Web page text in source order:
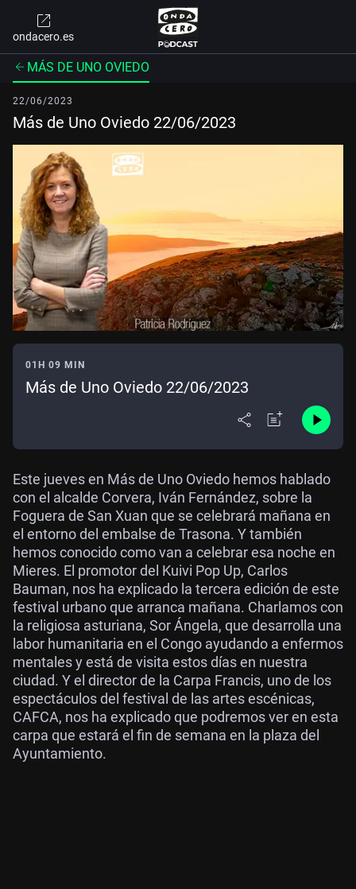
ondacero.es
MÁS DE UNO OVIEDO
22/06/2023
Más de Uno Oviedo 22/06/2023
01H 09 MIN
Más de Uno Oviedo 22/06/2023
Este jueves en Más de Uno Oviedo hemos hablado
con el alcalde Corvera, Iván Fernández, sobre la
Foguera de San Xuan que se celebrará mañana en
el entorno del embalse de Trasona. Y también
hemos conocido como van a celebrar esa noche en
Mieres. El promotor del Kuivi Pop Up, Carlos
Bauman, nos ha explicado la tercera edición de este
festival urbano que arranca mañana. Charlamos con
la religiosa asturiana, Sor Ángela, que desarrolla una
labor humanitaria en el Congo ayudando a enfermos
mentales y está de visita estos días en nuestra
ciudad. Y el director de la Carpa Francis, uno de los
espectáculos del festival de las artes escénicas,
CAFCA, nos ha explicado que podremos ver en esta
carpa que estará el fin de semana en la plaza del
Ayuntamiento.